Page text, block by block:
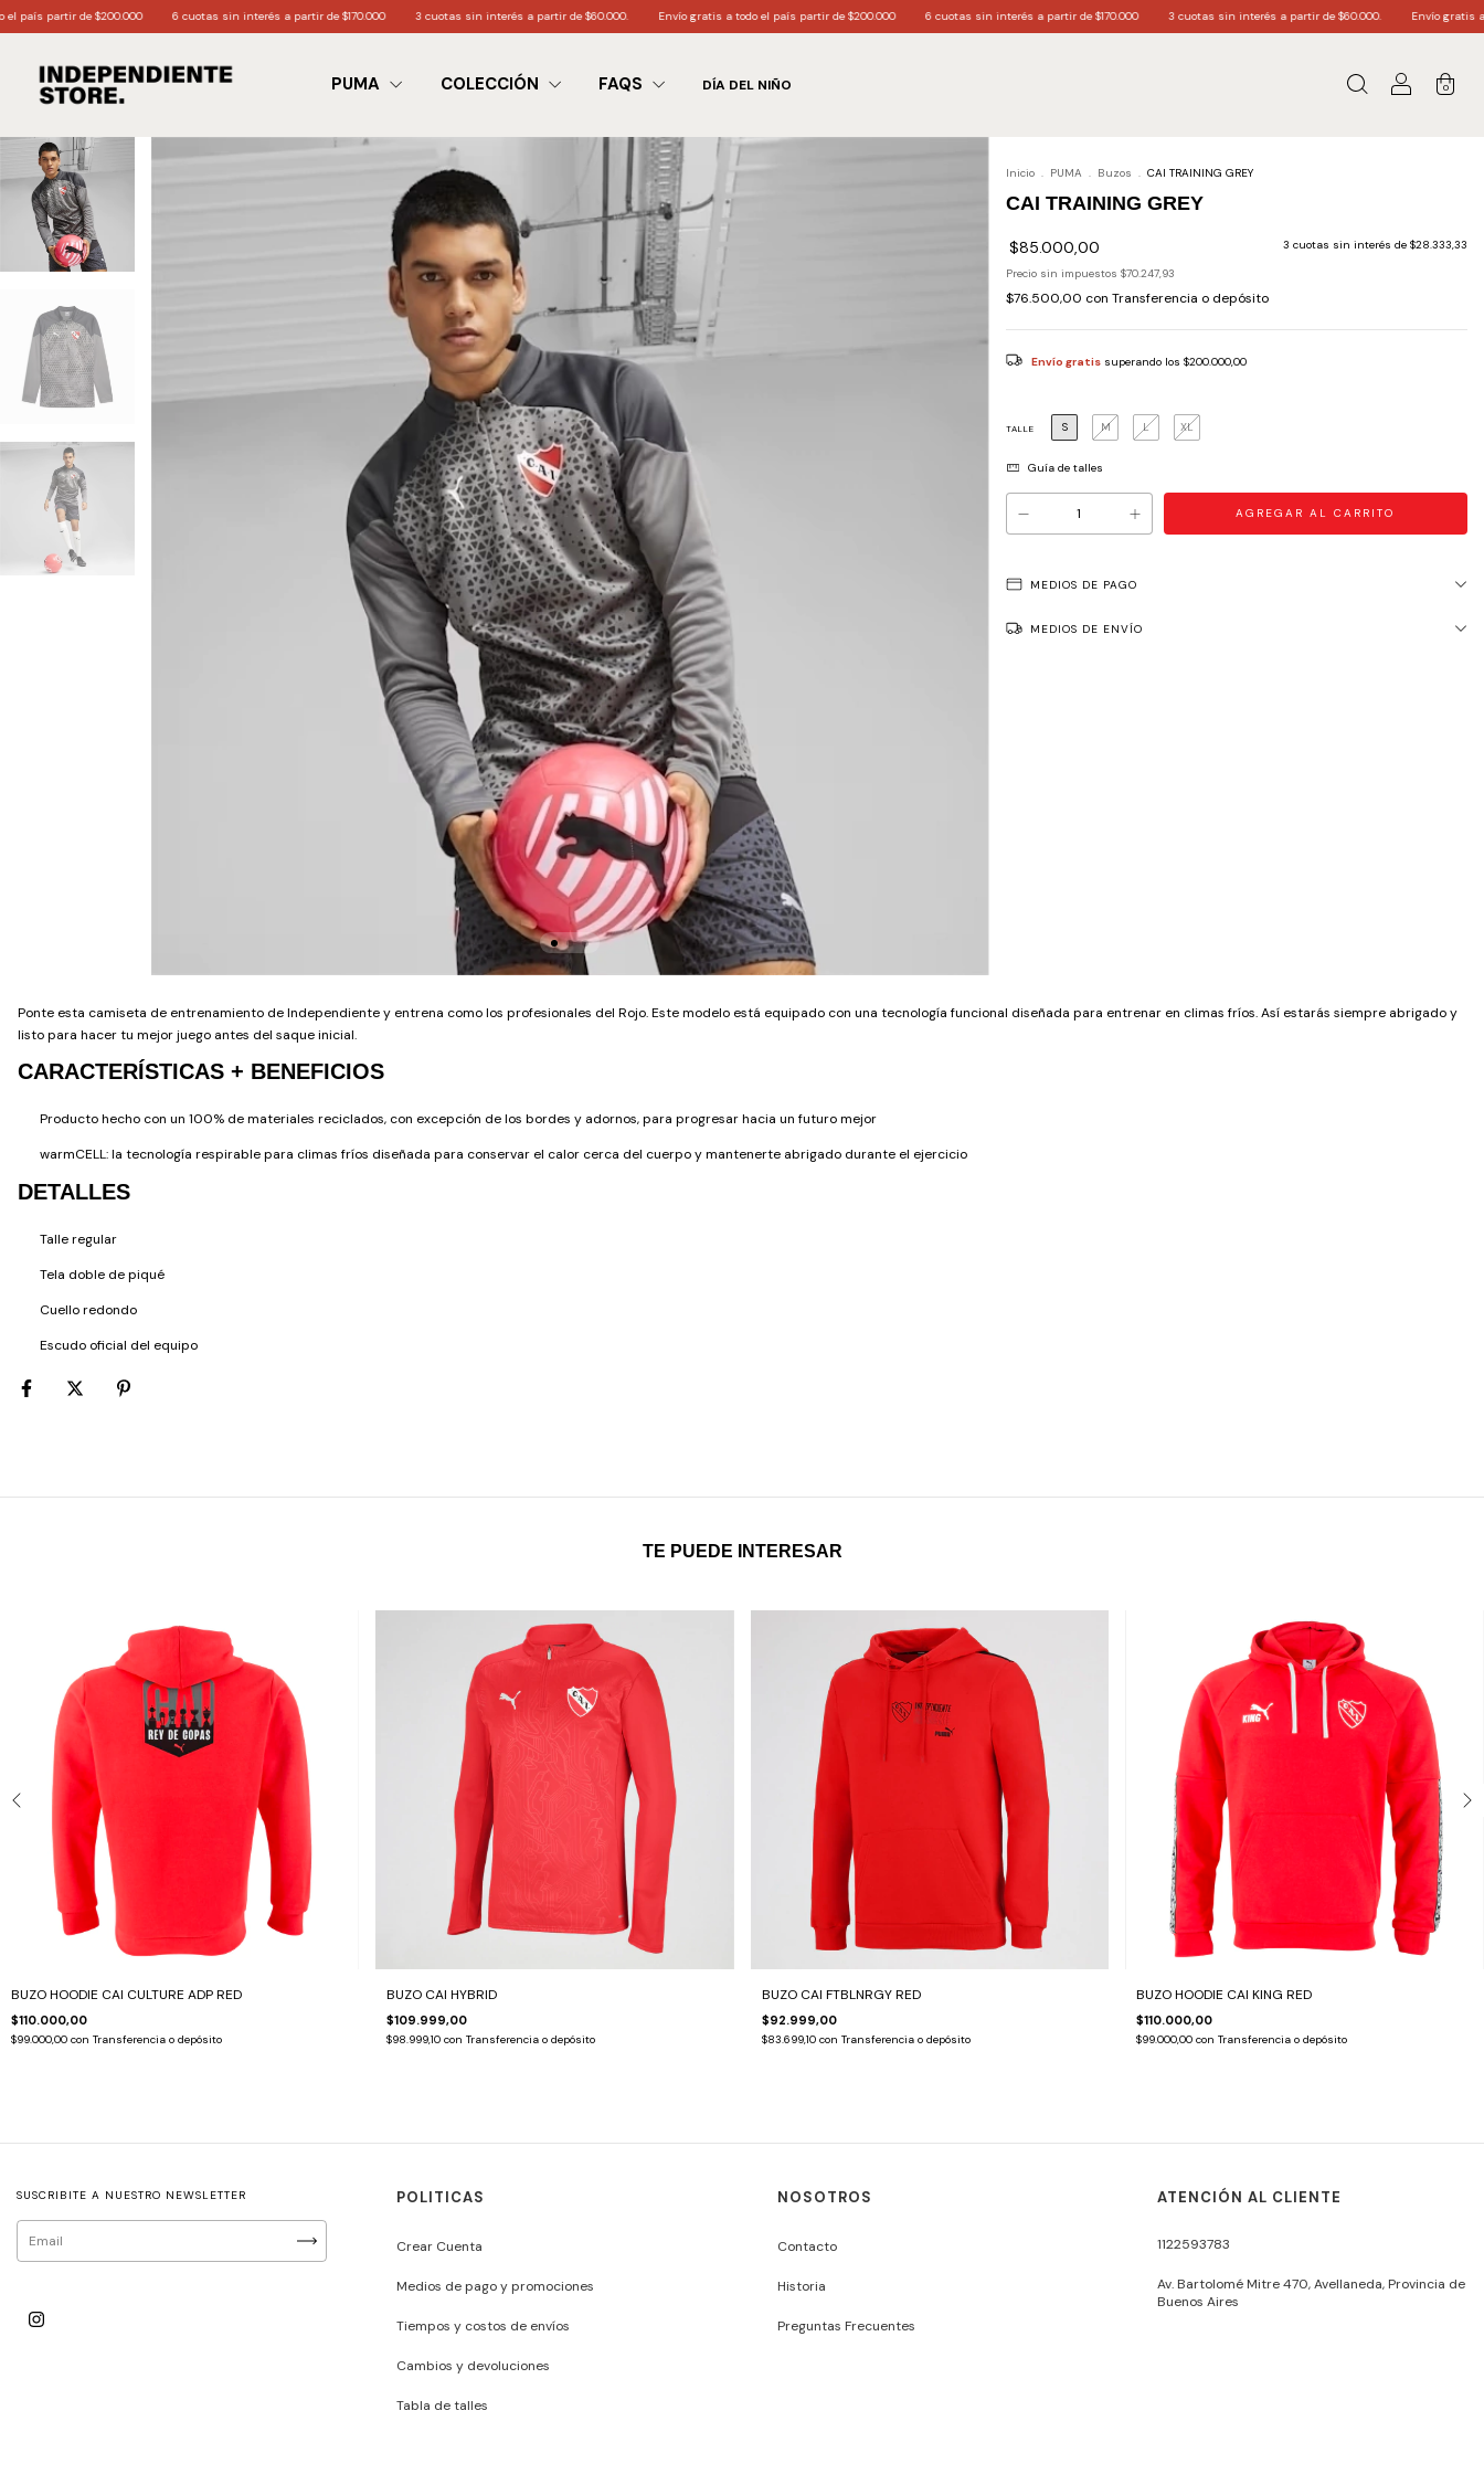
de $200.000 6 cuotas sin interés a partir de $170.000 3 cuotas sin interés a partir de $60.000. Envío gratis a todo el país partir de $200.000 6 cuotas sin interés a partir de $170.000 3 cuotas sin interés a partir de $60.000. Envío gratis a todo el país
PUMA COLECCIÓN FAQS DÍA DEL NIÑO 0
Inicio . PUMA . Buzos . CAI TRAINING GREY
CAI TRAINING GREY
$85.000,00 3 cuotas sin interés de $28.333,33
Precio sin impuestos $70.247,93
$76.500,00 con Transferencia o depósito
Envío gratis superando los $200.000,00
TALLE S M L XL
Guía de talles
MEDIOS DE PAGO
MEDIOS DE ENVÍO
Ponte esta camiseta de entrenamiento de Independiente y entrena como los profesionales del Rojo. Este modelo está equipado con una tecnología funcional diseñada para entrenar en climas fríos. Así estarás siempre abrigado y
listo para hacer tu mejor juego antes del saque inicial.
CARACTERÍSTICAS + BENEFICIOS
Producto hecho con un 100% de materiales reciclados, con excepción de los bordes y adornos, para progresar hacia un futuro mejor
warmCELL: la tecnología respirable para climas fríos diseñada para conservar el calor cerca del cuerpo y mantenerte abrigado durante el ejercicio
DETALLES
Talle regular
Tela doble de piqué
Cuello redondo
Escudo oficial del equipo
TE PUEDE INTERESAR
BUZO HOODIE CAI CULTURE ADP RED
$110.000,00
$99.000,00 con Transferencia o depósito
BUZO CAI HYBRID
$109.999,00
$98.999,10 con Transferencia o depósito
BUZO CAI FTBLNRGY RED
$92.999,00
$83.699,10 con Transferencia o depósito
BUZO HOODIE CAI KING RED
$110.000,00
$99.000,00con Transferencia o depósito
SUSCRIBITE A NUESTRO NEWSLETTER POLITICAS
Crear Cuenta
Medios de pago y promociones
Tiempos y costos de envíos
Cambios y devoluciones
Tabla de talles
NOSOTROS
Contacto
Historia
Preguntas Frecuentes
ATENCIÓN AL CLIENTE
1122593783
Av. Bartolomé Mitre 470, Avellaneda, Provincia de
Buenos Aires